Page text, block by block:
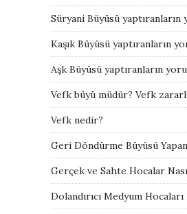
Süryani Büyüsü yaptıranların
Kaşık Büyüsü yaptıranların
Aşk Büyüsü yaptıranların
Vefk büyü müdür? Vefk
Vefk nedir?
Geri Döndürme Büyüsü
Gerçek ve Sahte Hocalar
Dolandırıcı Medyum Hocaları